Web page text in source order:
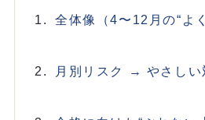
全体像（4〜12月の“よ
月別リスク → やさしい